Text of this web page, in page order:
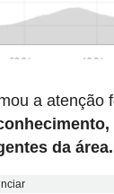
a atenção
da área.